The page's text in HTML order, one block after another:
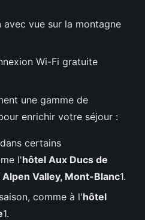
avec vue sur la montagne
Wi-Fi gratuite
une gamme de
enrichir votre séjour :
dans certains
l'hôtel Aux Ducs de
Alpen Valley, Mont-Blanc1.
comme à l'hôtel
1.